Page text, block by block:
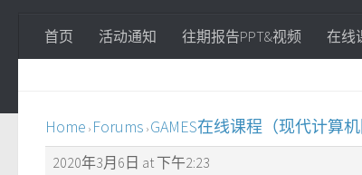
首页 活动通知 往期报告PPT&视频 在线
Home › Forums › GAMES在线课程（现代计算
2020年3月6日 at 下午2:23